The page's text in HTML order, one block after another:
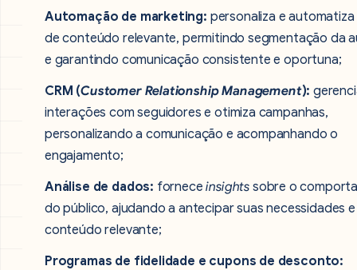
Automação de marketing: personaliza e automatiza
de conteúdo relevante, permitindo segmentação da
e garantindo comunicação consistente e oportuna;
CRM (Customer Relationship Management):
interações com seguidores e otimiza campanhas,
personalizando a comunicação e acompanhando o
engajamento;
Análise de dados: fornece insights sobre o
do público, ajudando a antecipar suas necessidades
conteúdo relevante;
Programas de fidelidade e cupons de desconto: